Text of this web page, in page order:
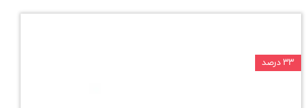
۳۳ درصد